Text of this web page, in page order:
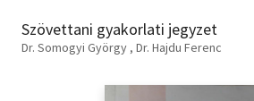
Erotika
Szövettani gyakorlati jegyzet
Dr. Somogyi György Dr. Hajdu Ferenc